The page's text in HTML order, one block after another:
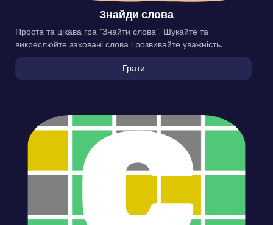
Знайди слова
Проста та цікава гра “Знайти слова”. Шукайте та
викреслюйте заховані слова і розвивайте уважність.
Грати